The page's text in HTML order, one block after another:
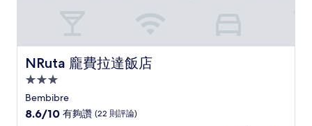
NRuta 龐費拉達飯店
NRuta 龐費拉達飯店
3.0
星
級
Bembibre
8.6
8.6/10 有夠讚 (22 則評論)